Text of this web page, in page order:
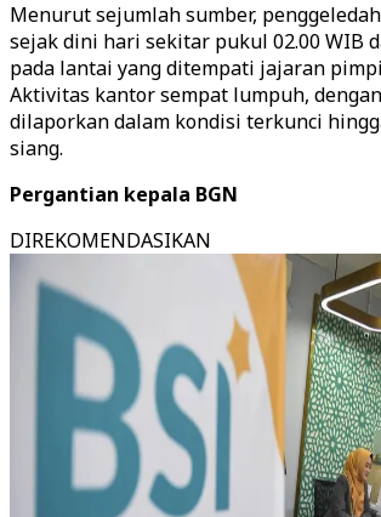
Menurut sejumlah sumber,
sejak dini hari sekitar pukul 02.00 WIB
pada lantai yang ditempati jajaran
Aktivitas kantor sempat lumpuh,
dilaporkan dalam kondisi terkunci
siang.
Pergantian kepala BGN
DIREKOMENDASIKAN